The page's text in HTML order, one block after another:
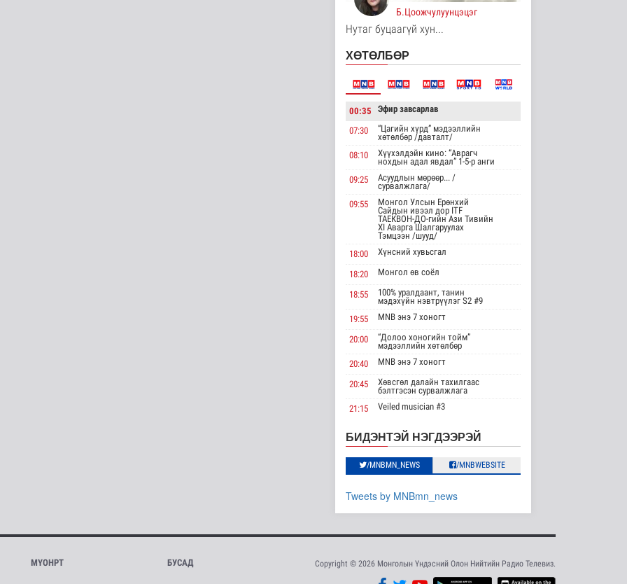
Дэлхийд
17 цаг 12 минутын өмнө
жолооны болон..
Нийгэм
17 цаг 17 минутын өмнө
баатарлаг тууль" эрдэм
шин..
Танин мэдэхүй
17 цаг 28 минутын өмнө
МҮОНРТ-ийн Үндэсний
зөвлөлийн даргаар
Н.Монсор д..
Нийгэм
18 цаг 32 минутын өмнө
АНУ полисиликон
бүтээгдэхүүнд 15
Дэлхийд
18 цаг 37 минутын өмнө
Торгоны замын цуваа
6000 гаруй километр
зам туул..
Байгаль орчин
18 цаг 41 минутын өмнө
“Турбингенерат..
18 цаг 55 минутын өмнө
зөвлөлдөх хэлэлцүүлэг
18 цаг 58 минутын өмнө
“Нүүрс-пиролизын
Б.Цоожчулуунцэцэг
Нутаг буцаагүй хун...
ХӨТӨЛБӨР
00:35 Эфир завсарлав
07:30
“Цагийн хүрд” мэдээллийн
хөтөлбөр /давталт/
08:10
Хүүхэлдэйн кино: “Аврагч
нохдын адал явдал” 1-5-р анги
09:25
Асуудлын мөрөөр... /
сурвалжлага/
09:55
Монгол Улсын Ерөнхий
Сайдын ивээл дор ITF
ТАЕКВОН-ДО-гийн Ази Тивийн
XI Аварга Шалгаруулах
Тэмцээн /шууд/
18:00
Хүнсний хувьсгал
18:20 Монгол өв соёл
18:55
100% уралдаант, танин
мэдэхүйн нэвтрүүлэг S2 #9
19:55
MNB энэ 7 хоногт
20:00
“Долоо хоногийн тойм”
мэдээллийн хөтөлбөр
20:40
MNB энэ 7 хоногт
20:45
Хөвсгөл далайн тахилгаас
бэлтгэсэн сурвалжлага
21:15
Veiled musician #3
23:35
“Гэрэлтэй цонх” үдшийн
хөтөлбөр
БИДЭНТЭЙ НЭГДЭЭРЭЙ
/MNBMN_NEWS /MNBWEBSITE
Tweets by MNBmn_news
МҮОНРТ БУСАД Copyright © 2026 Монголын Үндэсний Олон Нийтийн Радио Телевиз.